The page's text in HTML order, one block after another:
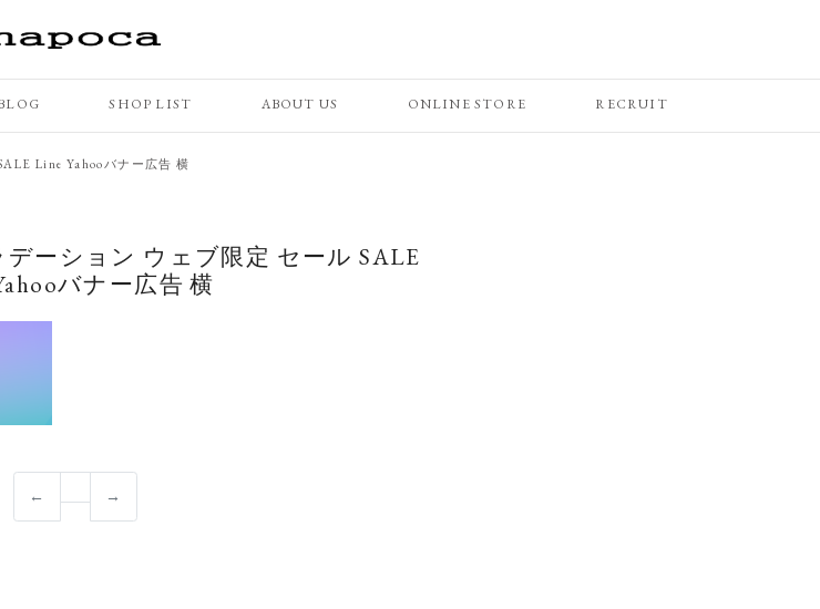
SHOP LIST ABOUT US ONLINE STORE RECRUIT
Line Yahooバナー広告 横
ーション ウェブ限定 セール SALE
バナー広告 横
← →